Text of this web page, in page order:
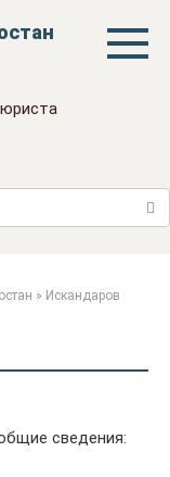
» Искандаров
сведения: